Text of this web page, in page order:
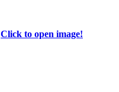
Click to open image!